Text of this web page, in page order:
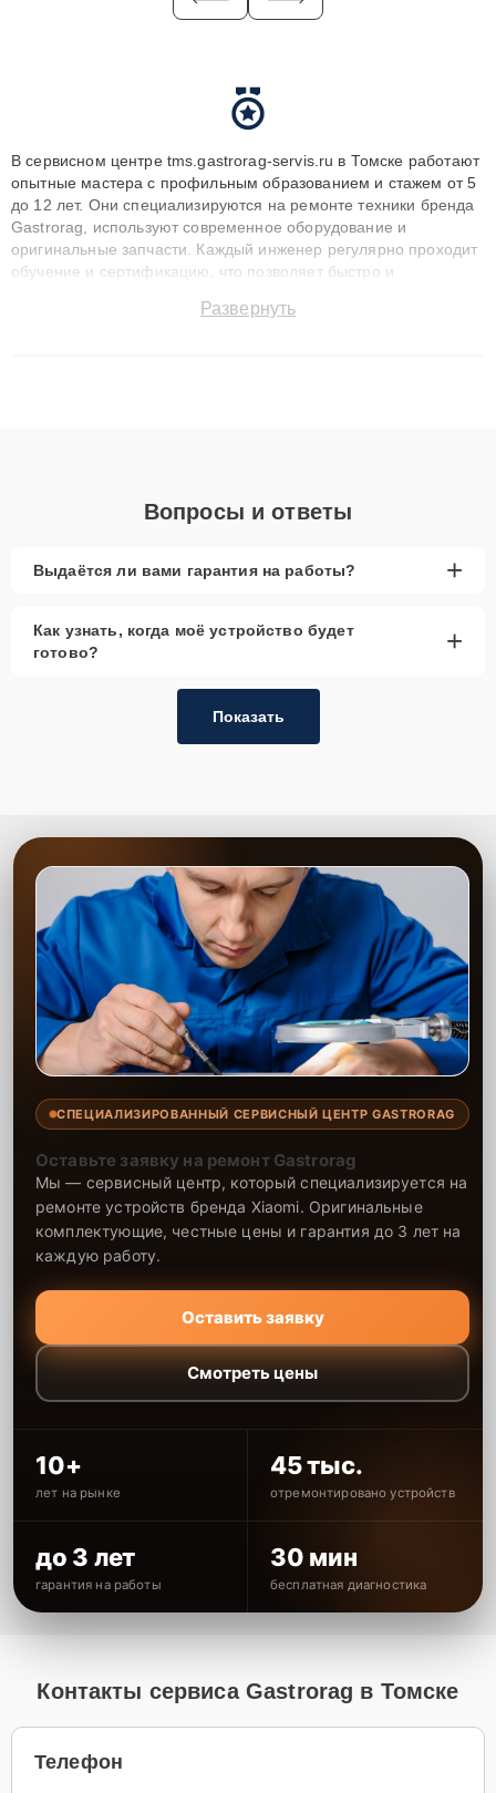
В сервисном центре tms.gastrorag-servis.ru в Томске работают
опытные мастера с профильным образованием и стажем от 5
до 12 лет. Они специализируются на ремонте техники бренда
Gastrorag, используют современное оборудование и
оригинальные запчасти. Каждый инженер регулярно проходит
обучение и сертификацию, что позволяет быстро и
сохранением гарантии до 3 лет. Наши мастера решают
Развернуть
Вопросы и ответы
Выдаётся ли вами гарантия на работы? +
Как узнать, когда моё устройство будет
готово?
+
Показать
СПЕЦИАЛИЗИРОВАННЫЙ СЕРВИСНЫЙ ЦЕНТР GASTRORAG
Оставьте заявку на ремонт Gastrorag
Мы — сервисный центр, который специализируется на
ремонте устройств бренда Xiaomi. Оригинальные
комплектующие, честные цены и гарантия до 3 лет на
каждую работу.
Оставить заявку
Смотреть цены
10+
лет на рынке
45 тыс.
отремонтировано устройств
до 3 лет
гарантия на работы
30 мин
бесплатная диагностика
Контакты сервиса Gastrorag в Томске
Телефон